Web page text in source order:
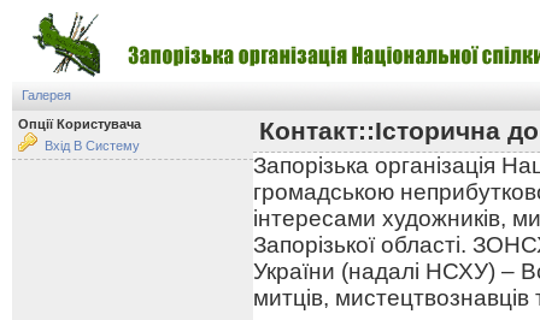
Галерея
Опції Користувача
Вхід В Систему
Контакт::Історична
Запорізька організація
громадською
інтересами художників,
Запорізької області.
України (надалі НСХУ) –
митців,